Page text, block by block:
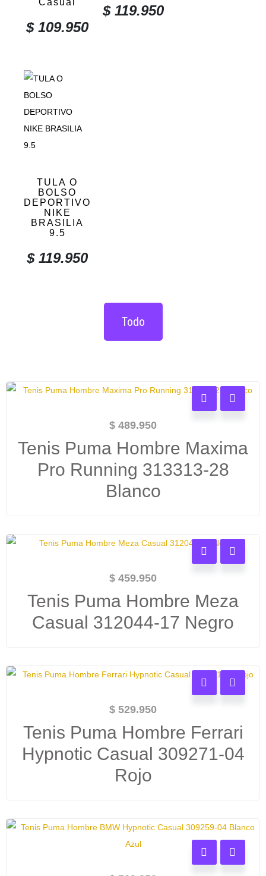
Casual
$109.950
$119.950
TULA O
BOLSO
DEPORTIVO
NIKE
BRASILIA
9.5
$119.950
Todo
$ 489.950
Tenis Puma Hombre Maxima
Pro Running 313313-28
Blanco
$ 459.950
Tenis Puma Hombre Meza
Casual 312044-17 Negro
$ 529.950
Tenis Puma Hombre Ferrari
Hypnotic Casual 309271-04
Rojo